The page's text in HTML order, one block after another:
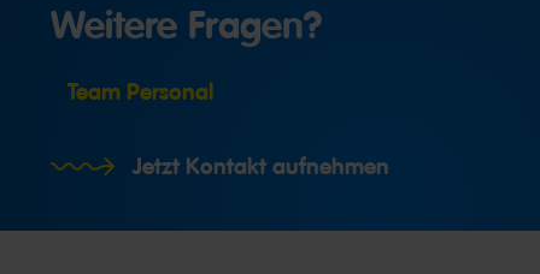
Weitere Fragen?
Team Personal
Jetzt Kontakt aufnehmen